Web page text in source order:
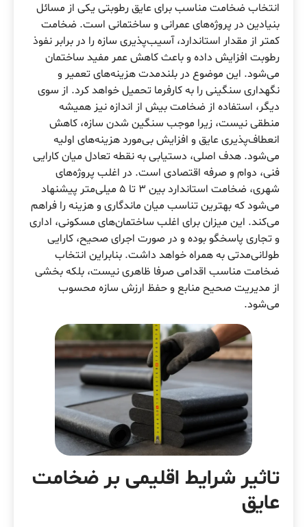
انتخاب ضخامت مناسب برای عایق رطوبتی یکی از مسائل
بنیادین در پروژه‌های عمرانی و ساختمانی است. ضخامت
کمتر از مقدار استاندارد، آسیب‌پذیری سازه را در برابر نفوذ
رطوبت افزایش داده و باعث کاهش عمر مفید ساختمان
می‌شود. این موضوع در بلندمدت هزینه‌های تعمیر و
نگهداری سنگینی را به کارفرما تحمیل خواهد کرد. از سوی
دیگر، استفاده از ضخامت بیش از اندازه نیز همیشه
منطقی نیست، زیرا موجب سنگین شدن سازه، کاهش
انعطاف‌پذیری عایق و افزایش بی‌مورد هزینه‌های اولیه
می‌شود. هدف اصلی، دستیابی به نقطه تعادل میان کارایی
فنی، دوام و صرفه اقتصادی است. در اغلب پروژه‌های
شهری، ضخامت استاندارد بین ۳ تا ۵ میلی‌متر پیشنهاد
می‌شود که بهترین تناسب میان ماندگاری و هزینه را فراهم
می‌کند. این میزان برای اغلب ساختمان‌های مسکونی، اداری
و تجاری پاسخگو بوده و در صورت اجرای صحیح، کارایی
طولانی‌مدتی به همراه خواهد داشت. بنابراین انتخاب
ضخامت مناسب اقدامی صرفا ظاهری نیست، بلکه بخشی
از مدیریت صحیح منابع و حفظ ارزش سازه محسوب
می‌شود.
تاثیر شرایط اقلیمی بر ضخامت
عایق